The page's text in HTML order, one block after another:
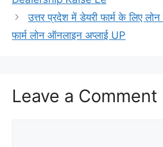
उत्तर प्रदेश में डेयरी फार्म के लिए
फार्म लोन ऑनलाइन अप्लाई UP
Leave a Comment